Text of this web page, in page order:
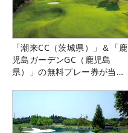
「潮来CC（茨城県）」＆「鹿
児島ガーデンGC（鹿児島
県）」の無料プレー券が当た